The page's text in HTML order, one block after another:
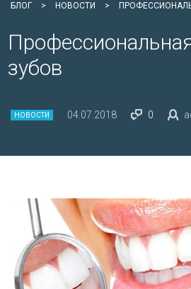
БЛОГ
> НОВОСТИ >
зубов
НОВОСТИ 04.07.2018 0